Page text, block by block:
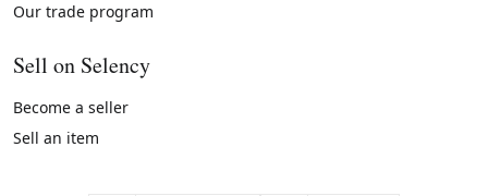
Our trade program
Sell on Selency
Become a seller
Sell an item